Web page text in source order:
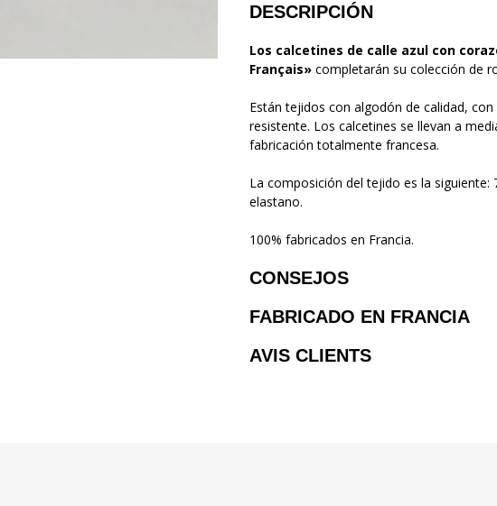
DESCRIPCIÓN
Los calcetines de calle azul con
Français»completarán su colección de
Están tejidos con algodón de calidad,
resistente. Los calcetines se llevan a
fabricación totalmente francesa.
La composición del tejido es la siguiente:
elastano.
100% fabricados en Francia.
CONSEJOS
FABRICADO EN FRANCIA
AVIS CLIENTS